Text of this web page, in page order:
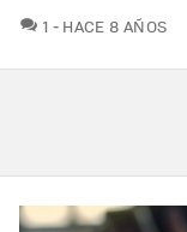
1 COMENTARIOS
HACE 8 AÑOS